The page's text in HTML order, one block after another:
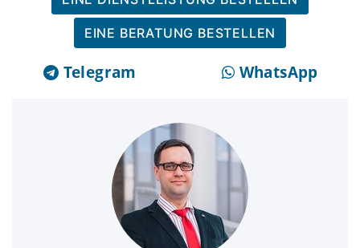
EINE BERATUNG BESTELLEN
Telegram WhatsApp